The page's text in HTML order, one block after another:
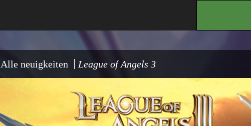
Alle neuigkeiten League of Angels 3